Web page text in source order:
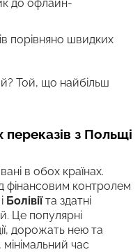
до офлайн-
порівняно швидких
Той, що найбільш
з Польщі
в обох країнах.
фінансовим контролем
Болівіїта здатні
Це популярні
дорожать нею та
час